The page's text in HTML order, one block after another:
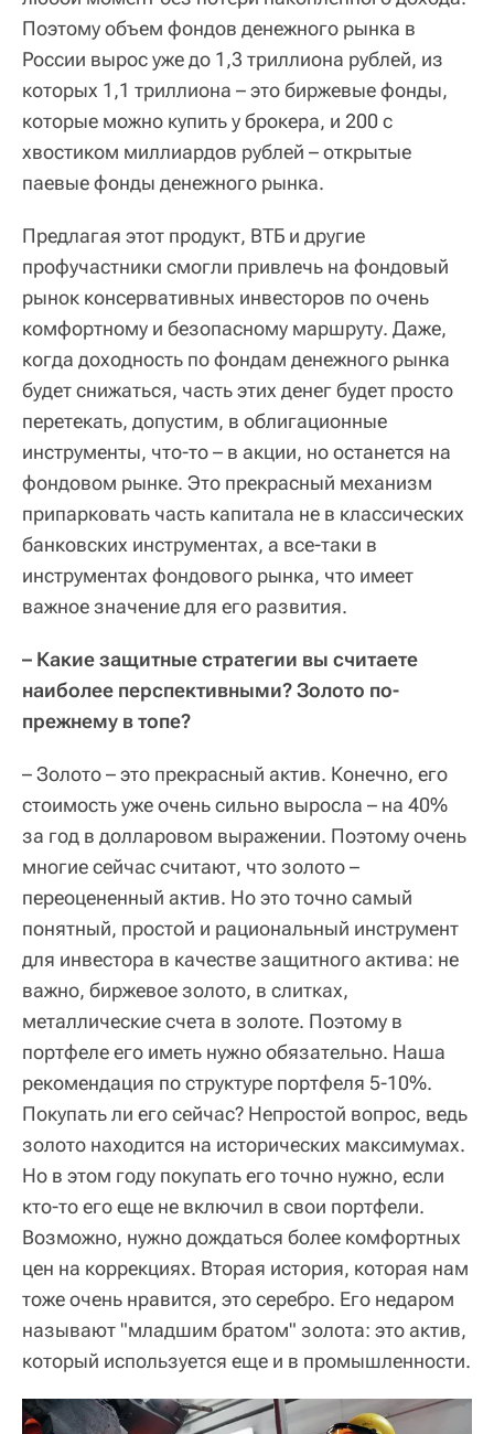
Поэтому объем фондов денежного рынка в
России вырос уже до 1,3 триллиона рублей, из
которых 1,1 триллиона – это биржевые фонды,
которые можно купить у брокера, и 200 с
хвостиком миллиардов рублей – открытые
паевые фонды денежного рынка.
Предлагая этот продукт, ВТБ и другие
профучастники смогли привлечь на фондовый
рынок консервативных инвесторов по очень
комфортному и безопасному маршруту. Даже,
когда доходность по фондам денежного рынка
будет снижаться, часть этих денег будет просто
перетекать, допустим, в облигационные
инструменты, что-то – в акции, но останется на
фондовом рынке. Это прекрасный механизм
припарковать часть капитала не в классических
банковских инструментах, а все-таки в
инструментах фондового рынка, что имеет
важное значение для его развития.
– Какие защитные стратегии вы считаете
наиболее перспективными? Золото по-
прежнему в топе?
– Золото – это прекрасный актив. Конечно, его
стоимость уже очень сильно выросла – на 40%
за год в долларовом выражении. Поэтому очень
многие сейчас считают, что золото –
переоцененный актив. Но это точно самый
понятный, простой и рациональный инструмент
для инвестора в качестве защитного актива: не
важно, биржевое золото, в слитках,
металлические счета в золоте. Поэтому в
портфеле его иметь нужно обязательно. Наша
рекомендация по структуре портфеля 5-10%.
Покупать ли его сейчас? Непростой вопрос, ведь
золото находится на исторических максимумах.
Но в этом году покупать его точно нужно, если
кто-то его еще не включил в свои портфели.
Возможно, нужно дождаться более комфортных
цен на коррекциях. Вторая история, которая нам
тоже очень нравится, это серебро. Его недаром
называют "младшим братом" золота: это актив,
который используется еще и в промышленности.